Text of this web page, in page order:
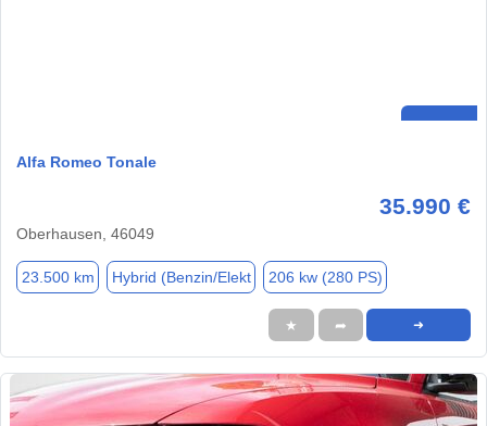
Alfa Romeo Tonale
35.990 €
Oberhausen, 46049
23.500 km Hybrid (Benzin/Elekt 206 kw (280 PS)
★ ➦ ➜